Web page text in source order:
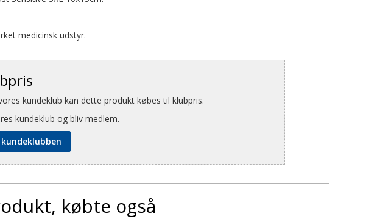
medicinsk udstyr.
kundeklub kan dette produkt købes til klubpris.
kundeklub og bliv medlem.
købte også